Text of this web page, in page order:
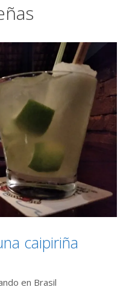
caipiriña
en Brasil